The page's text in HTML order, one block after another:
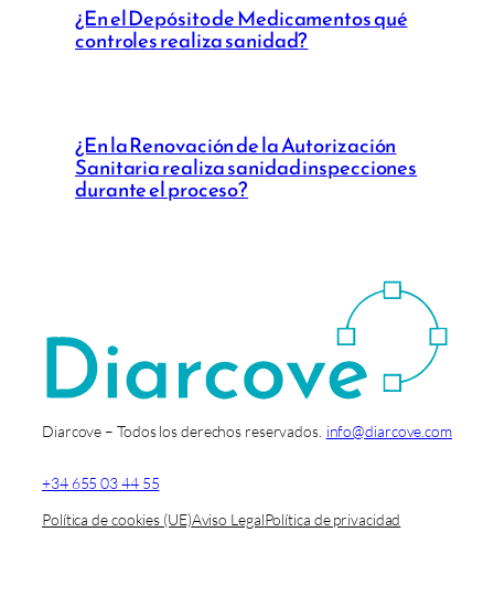
¿En el Depósito de Medicamentos qué
controles realiza sanidad?
¿En la Renovación de la Autorización
Sanitaria realiza sanidad inspecciones
durante el proceso?
Diarcove – Todos los derechos reservados. info@diarcove.com
+34 655 03 44 55
Política de cookies (UE)Aviso LegalPolítica de privacidad